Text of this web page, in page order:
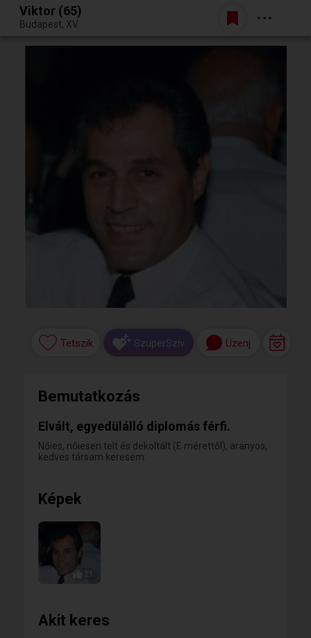
Egy jó randiból bármi lehet.
Belépés
Viktor (65)
Budapest, XV.
Tetszik SzuperSzív Üzenj
Bemutatkozás
Elvált, egyedülálló diplomás férfi.
Nőies, nőiesen telt és dekoltált (E mérettől), aranyos,
kedves társam keresem.
Képek
21
Akit keres